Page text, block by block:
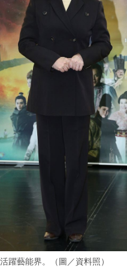
躍藝能界。（圖／資料照）